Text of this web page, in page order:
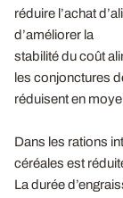
réduire l’achat
d’améliorer la
stabilité du coût
les conjonctures
réduisent en
Dans les rations
céréales est
La durée